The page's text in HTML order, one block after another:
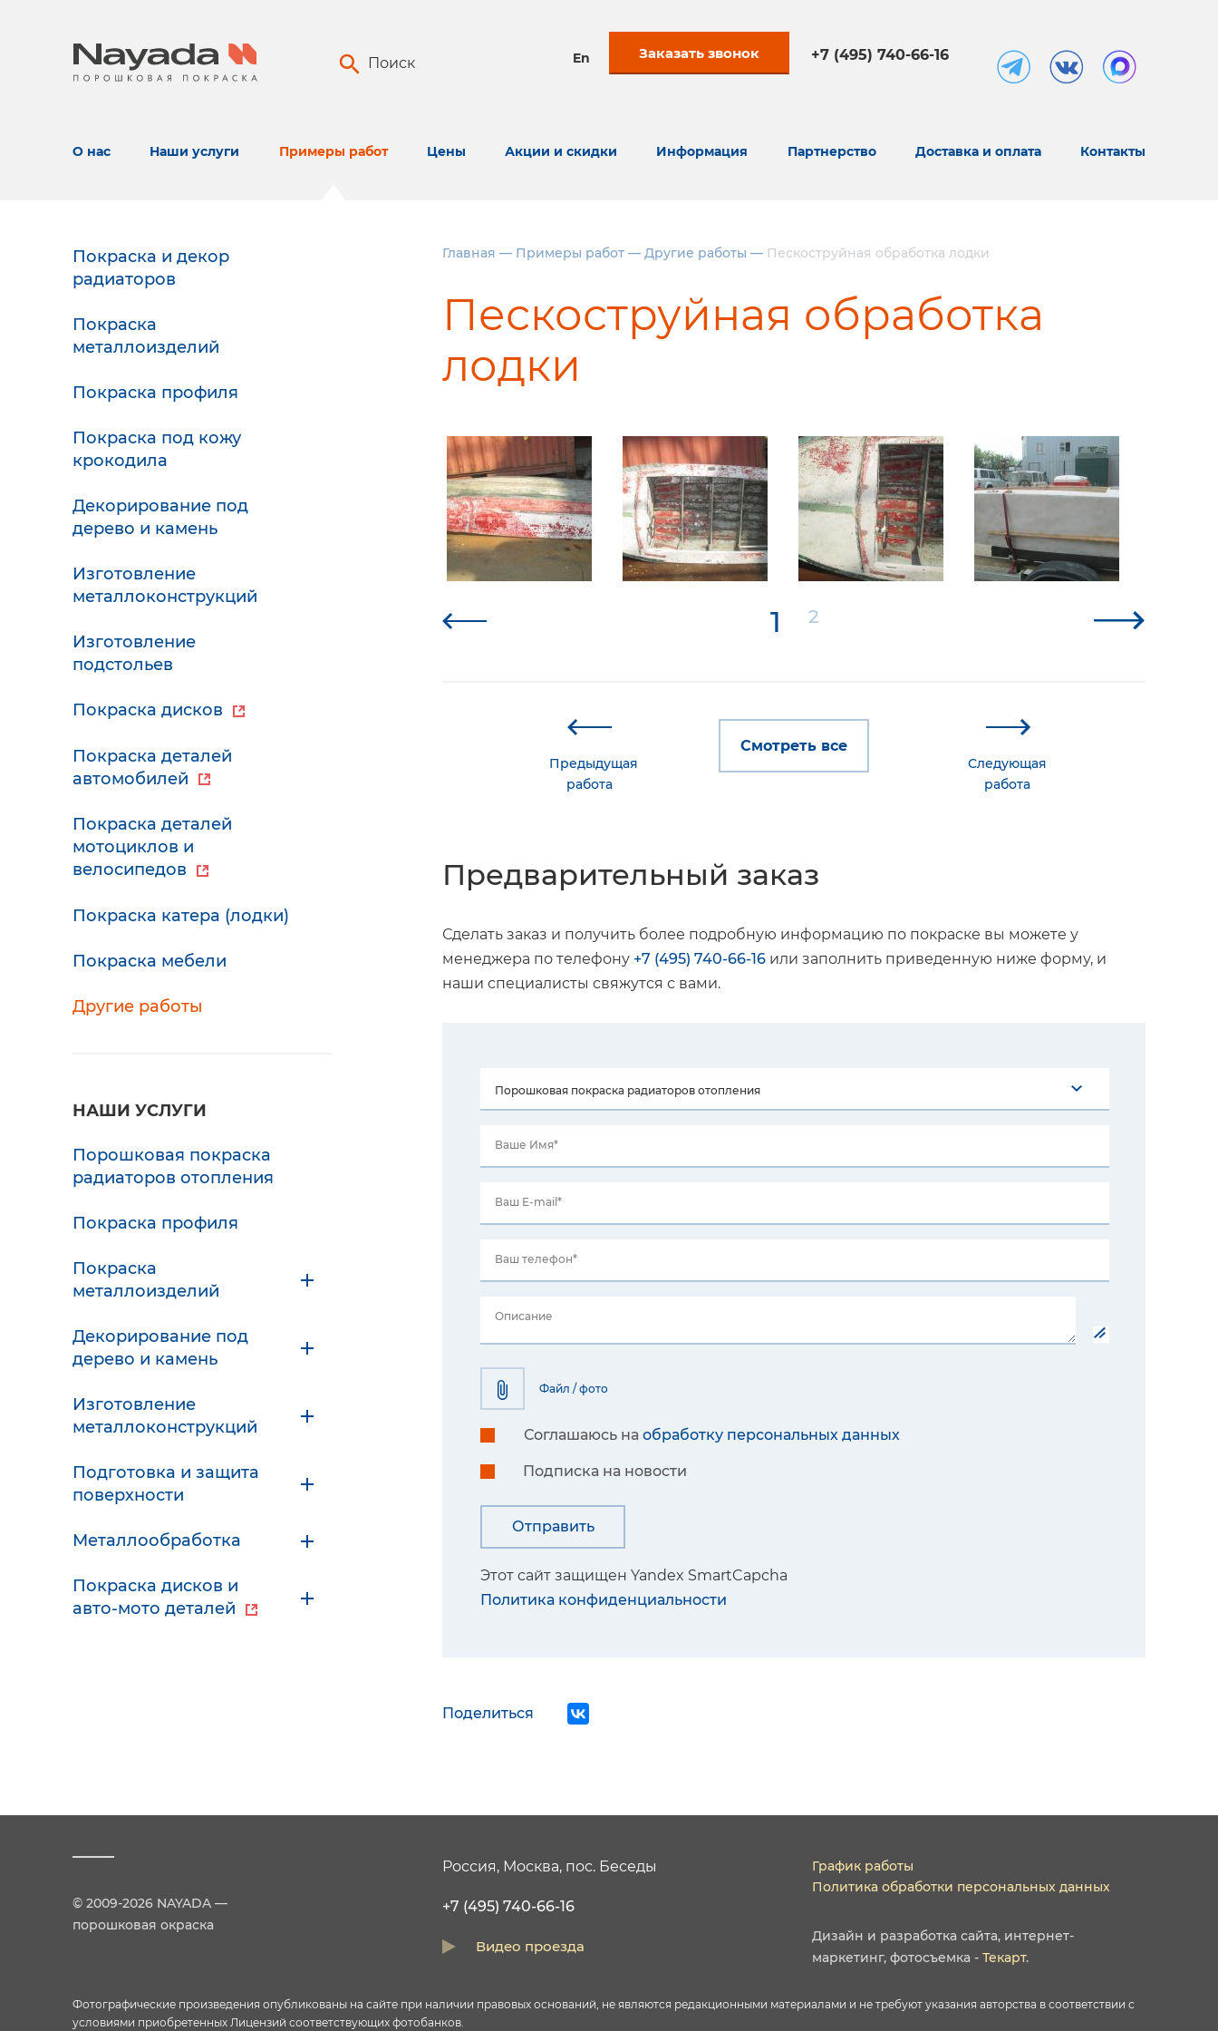
Поиск En Заказать звонок +7 (495) 740-66-16
О нас Наши услуги Примеры работ Цены Акции и скидки Информация Партнерство Доставка и оплата Контакты
Покраска и декор
радиаторов
Покраска
металлоизделий
Покраска профиля
Покраска под кожу
крокодила
Декорирование под
дерево и камень
Изготовление
металлоконструкций
Изготовление
подстольев
Покраска дисков
Покраска деталей
автомобилей
Покраска деталей
мотоциклов и
велосипедов
Покраска катера (лодки)
Покраска мебели
Другие работы
НАШИ УСЛУГИ
Порошковая покраска
радиаторов отопления
Покраска профиля
Покраска
металлоизделий
Декорирование под
дерево и камень
Изготовление
металлоконструкций
Подготовка и защита
поверхности
Металлообработка
Покраска дисков и
авто-мото деталей
Главная — Примеры работ — Другие работы — Пескоструйная обработка лодки
Пескоструйная обработка
лодки
1 2
Предыдущая
работа
Смотреть все
Следующая
работа
Предварительный заказ
Сделать заказ и получить более подробную информацию по покраске вы можете у
менеджера по телефону +7 (495) 740-66-16 или заполнить приведенную ниже форму, и
наши специалисты свяжутся с вами.
Ваше Имя*
Ваш E-mail*
Ваш телефон*
Описание
Файл / фото
Соглашаюсь на обработку персональных данных
Подписка на новости
Этот сайт защищен Yandex SmartCapcha
Политика конфиденциальности
Поделиться
© 2009-2026 NAYADA —
порошковая окраска
Россия, Москва, пос. Беседы
+7 (495) 740-66-16
Видео проезда
График работы
Политика обработки персональных данных
Дизайн и разработка сайта, интернет-
маркетинг, фотосъемка - Текарт.
Фотографические произведения опубликованы на сайте при наличии правовых оснований, не являются редакционными материалами и не требуют указания авторства в соответствии с
условиями приобретенных Лицензий соответствующих фотобанков.